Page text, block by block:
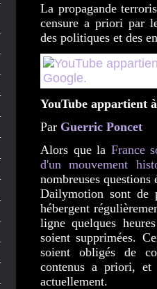
La propagande
censure a priori par
des politiques et des
YouTube appartient
Par Guerric Poncet
Alors que la France
d'un mouvement
nombreuses
Dailymotion sont de
hébergent
ligne quelques
soient supprimées.
soient obligés de
contenus a priori,
actuellement.